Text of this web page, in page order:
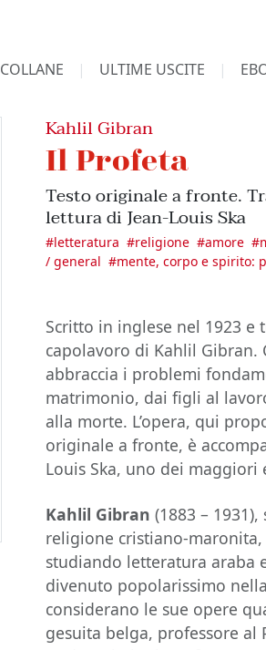
COLLANE ULTIME USCITE
Kahlil Gibran
Il Profeta
Testo originale a fronte.
lettura di Jean-Louis Ska
#letteratura #religione #amore #
/ general #mente, corpo e spirito:
Scritto in inglese nel 1923
capolavoro di Kahlil Gibran.
abbraccia i problemi
matrimonio, dai figli al
alla morte. L’opera, qui
originale a fronte, è
Louis Ska, uno dei
Kahlil Gibran (1883 –
religione cristiano-
studiando letteratura araba
divenuto popolarissimo
considerano le sue opere
gesuita belga, professore